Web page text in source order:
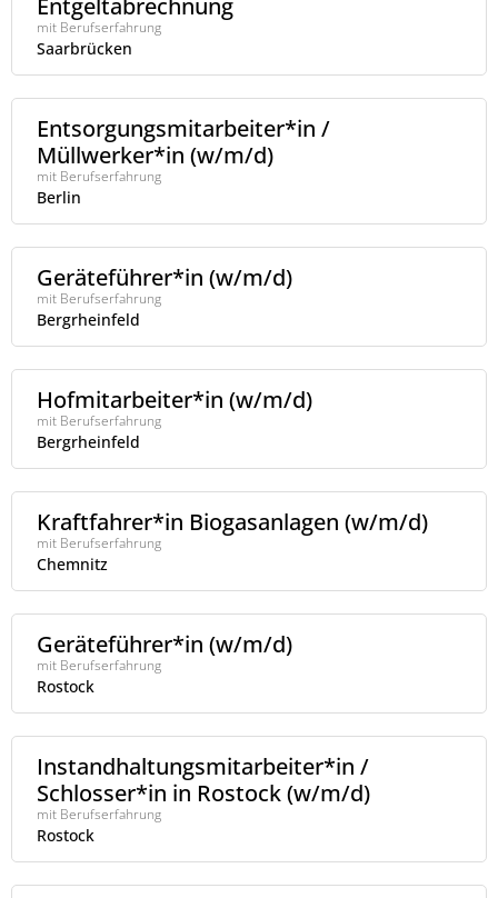
mit Berufserfahrung
Saarbrücken
Entsorgungsmitarbeiter*in /
Müllwerker*in (w/m/d)
mit Berufserfahrung
Berlin
Geräteführer*in (w/m/d)
mit Berufserfahrung
Bergrheinfeld
Hofmitarbeiter*in (w/m/d)
mit Berufserfahrung
Bergrheinfeld
Kraftfahrer*in Biogasanlagen (w/m/d)
mit Berufserfahrung
Chemnitz
Geräteführer*in (w/m/d)
mit Berufserfahrung
Rostock
Instandhaltungsmitarbeiter*in /
Schlosser*in in Rostock (w/m/d)
mit Berufserfahrung
Rostock